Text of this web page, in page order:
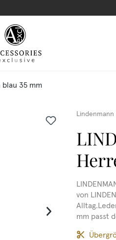
blau 35 mm
Lindenmann
von
mm passt